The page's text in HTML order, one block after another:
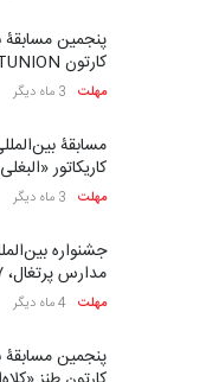
پنجمین مسابقۀ
کارتون CARTUNION ، …
مهلت 3 ماه دیگر
مسابقۀ
کاریکاتور
مهلت 3 ماه دیگر
جشنواره
مدارس پرتغال، ۲۰۲۷
مهلت 4 ماه دیگر
پنجمین مسابقۀ